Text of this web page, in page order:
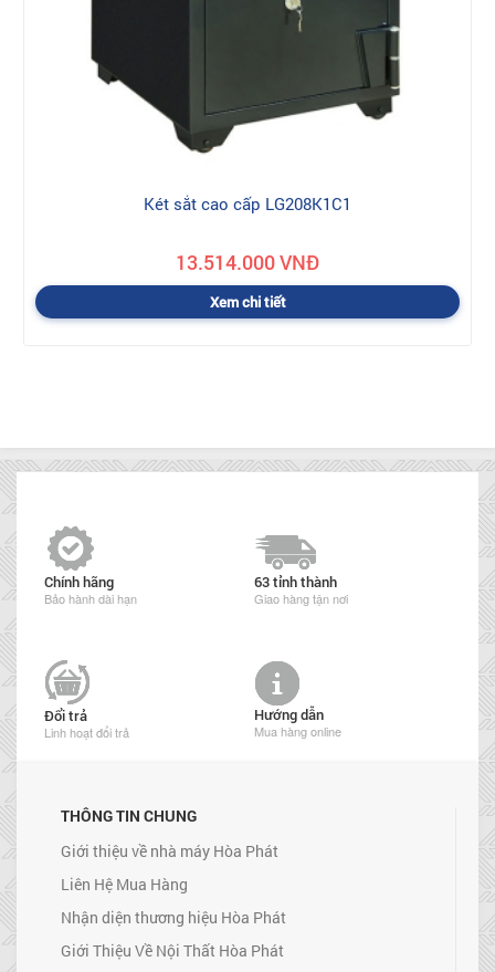
Két sắt cao cấp LG208K1C1
13.514.000 VNĐ
Xem chi tiết
Chính hãng
Bảo hành dài hạn
63 tỉnh thành
Giao hàng tận nơi
Đổi trả
Linh hoạt đổi trả
Hướng dẫn
Mua hàng online
THÔNG TIN CHUNG
Giới thiệu về nhà máy Hòa Phát
Liên Hệ Mua Hàng
Nhận diện thương hiệu Hòa Phát
Giới Thiệu Về Nội Thất Hòa Phát